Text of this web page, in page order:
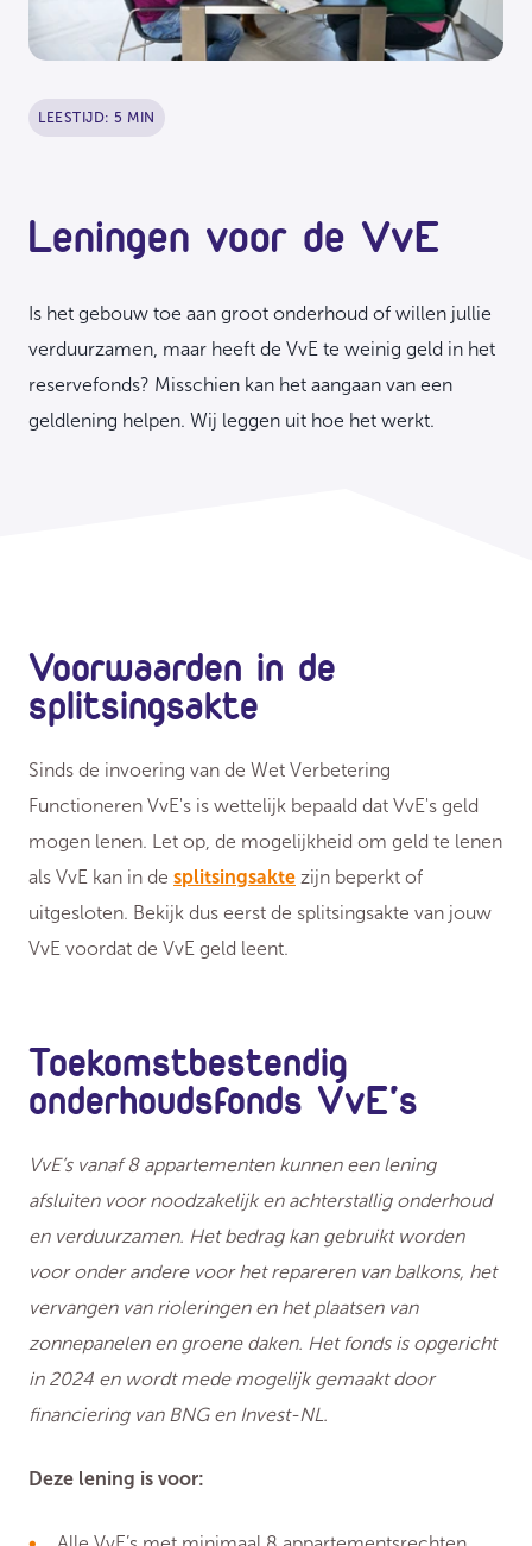
LEESTIJD: 5 MIN
Leningen voor de VvE
Is het gebouw toe aan groot onderhoud of willen jullie
verduurzamen, maar heeft de VvE te weinig geld in het
reservefonds? Misschien kan het aangaan van een
geldlening helpen. Wij leggen uit hoe het werkt.
Voorwaarden in de
splitsingsakte
Sinds de invoering van de Wet Verbetering
Functioneren VvE's is wettelijk bepaald dat VvE's geld
mogen lenen. Let op, de mogelijkheid om geld te lenen
als VvE kan in de splitsingsakte zijn beperkt of
uitgesloten. Bekijk dus eerst de splitsingsakte van jouw
VvE voordat de VvE geld leent.
Toekomstbestendig
onderhoudsfonds VvE's
VvE’s vanaf 8 appartementen kunnen een lening
afsluiten voor noodzakelijk en achterstallig onderhoud
en verduurzamen. Het bedrag kan gebruikt worden
voor onder andere voor het repareren van balkons, het
vervangen van rioleringen en het plaatsen van
zonnepanelen en groene daken. Het fonds is opgericht
in 2024 en wordt mede mogelijk gemaakt door
financiering van BNG en Invest-NL.
Deze lening is voor: